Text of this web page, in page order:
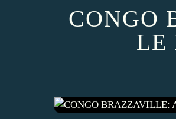
CONGO
LE